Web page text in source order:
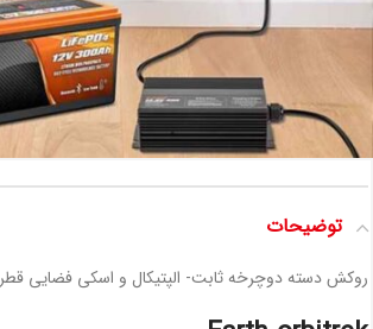
توضیحات
روکش دسته دوچرخه ثابت- الپتیکال و اسکی فضایی قطر 27 طول 340 رنگ